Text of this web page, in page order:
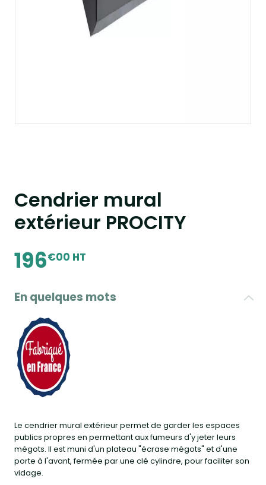
Cendrier mural
extérieur PROCITY
196€00 HT
En quelques mots
Le cendrier mural extérieur permet de garder les espaces
publics propres en permettant aux fumeurs d'y jeter leurs
mégots. Il est muni d'un plateau "écrase mégots" et d'une
porte à l'avant, fermée par une clé cylindre, pour faciliter son
vidage.